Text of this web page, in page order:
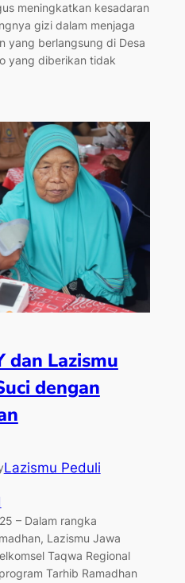
meningkatkan kesadaran
gizi dalam menjaga
yang berlangsung di Desa
yang diberikan tidak
dan Lazismu
dengan
Lazismu Peduli
– Dalam rangka
Lazismu Jawa
Taqwa Regional
Tarhib Ramadhan